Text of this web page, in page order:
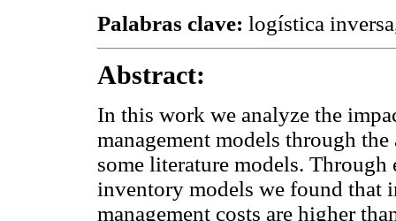
Palabras clave: logística
Abstract:
In this work we analyze the
management models through
some literature models.
inventory models we found that
management costs are higher